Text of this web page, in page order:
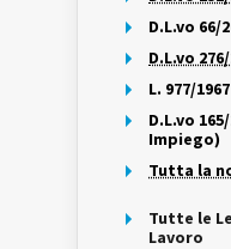
D.L.vo 66/
D.L.vo
L. 977/
D.L.vo
Impiego)
Tutta la
Tutte le
Lavoro